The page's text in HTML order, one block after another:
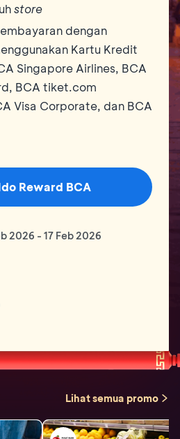
store
dengan
Kartu Kredit
Singapore Airlines, BCA
BCA tiket.com
Visa Corporate, dan BCA
Reward BCA
2026 - 17 Feb 2026
Lihat semua promo